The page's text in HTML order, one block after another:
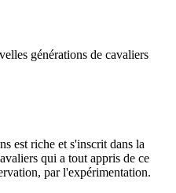
générations de cavaliers
est riche et s'inscrit dans la
qui a tout appris de ce
par l'expérimentation.